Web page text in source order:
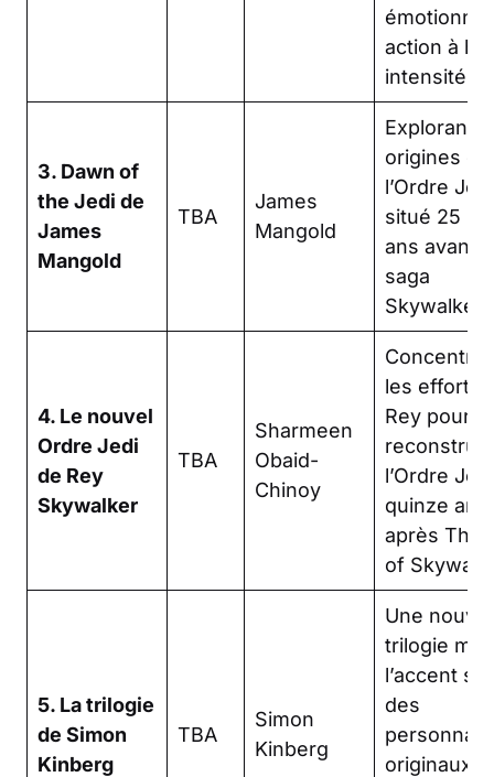
action à
intensité.
3. Dawn of
the Jedi de
James
Mangold
TBA
James
Mangold
Explorant
origines de
l’Ordre
situé 25
ans avant
saga
Skywalker.
4. Le nouvel
Ordre Jedi
de Rey
Skywalker
TBA
Sharmeen
Obaid-
Chinoy
Concentré
les efforts
Rey pour
l’Ordre Jedi
quinze ans
après The
of
5. La trilogie
de Simon
Kinberg
TBA
Simon
Kinberg
Une
trilogie
l’accent sur
des
originaux,